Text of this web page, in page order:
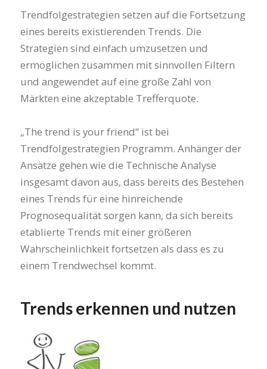
Trendfolgestrategien setzen auf die Fortsetzung
eines bereits existierenden Trends. Die
Strategien sind einfach umzusetzen und
ermöglichen zusammen mit sinnvollen Filtern
und angewendet auf eine große Zahl von
Märkten eine akzeptable Trefferquote.
„The trend is your friend“ ist bei
Trendfolgestrategien Programm. Anhänger der
Ansätze gehen wie die Technische Analyse
insgesamt davon aus, dass bereits des Bestehen
eines Trends für eine hinreichende
Prognosequalität sorgen kann, da sich bereits
etablierte Trends mit einer größeren
Wahrscheinlichkeit fortsetzen als dass es zu
einem Trendwechsel kommt.
Trends erkennen und nutzen